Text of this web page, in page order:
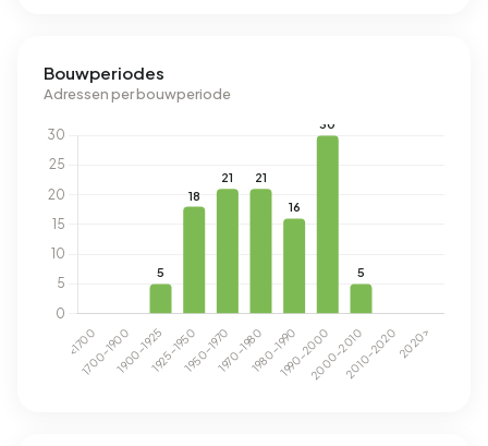
Bouwperiodes
Adressen per bouwperiode